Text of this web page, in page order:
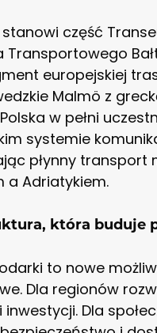
część
Transportowego
europejskiej
Malmö z
w pełni
systemie
płynny transport
a Adriatykiem.
która buduje
to nowe
Dla regionów
inwestycji. Dla